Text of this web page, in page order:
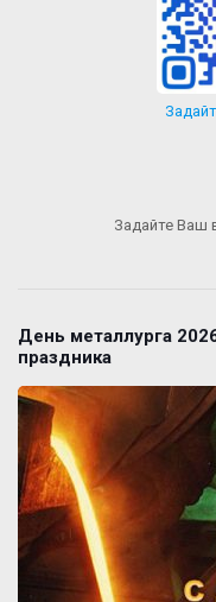
Задайте Ваш
День металлурга
праздника